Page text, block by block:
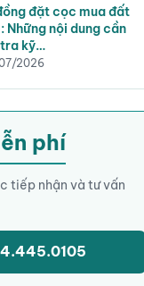
đặt cọc mua đất
Những nội dung cần
kỹ…
2026
phí
tiếp nhận và tư vấn